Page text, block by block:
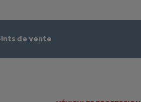
de vente